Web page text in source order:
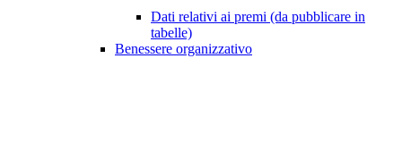
Dati relativi ai premi (da pubblicare in
tabelle)
Benessere organizzativo